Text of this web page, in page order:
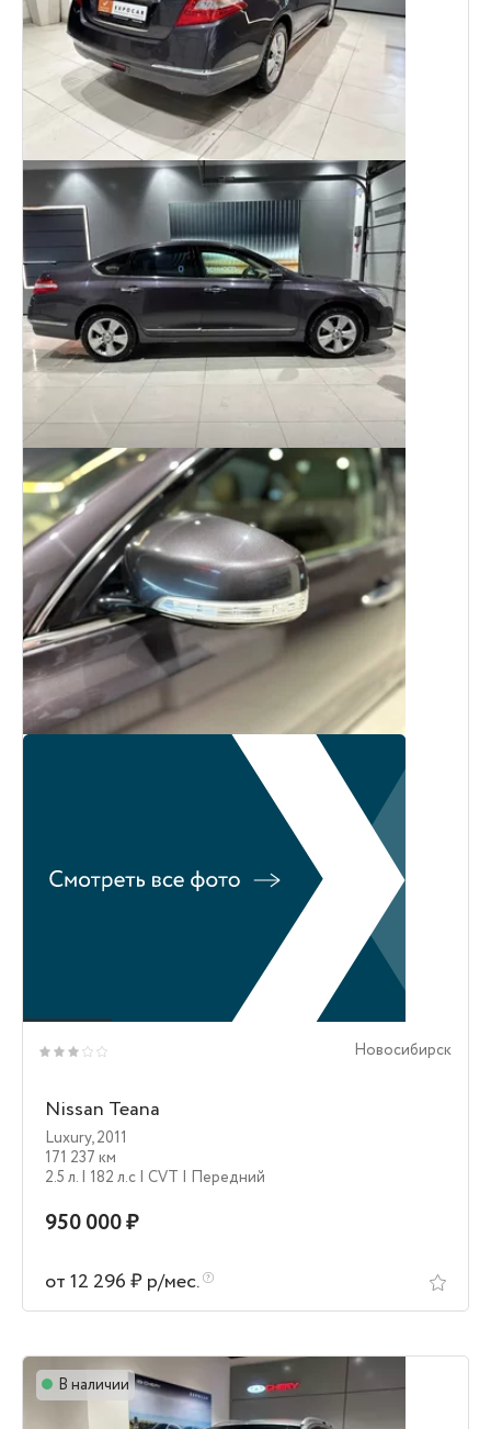
Новосибирск
Nissan Teana
Luxury,2011
171 237 км
2.5 л. | 182 л.c | CVT | Передний
950 000 ₽
от 12 296 ₽ р/мес.
В наличии